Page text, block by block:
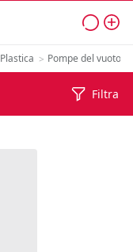
Plastica > Pompe del vuoto
Filtra